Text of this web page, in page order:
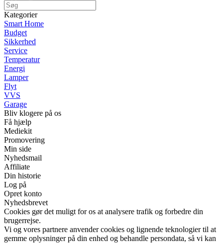
Kategorier
Smart Home
Budget
Sikkerhed
Service
Temperatur
Energi
Lamper
Flyt
VVS
Garage
Bliv klogere på os
Få hjælp
Mediekit
Promovering
Min side
Nyhedsmail
Affiliate
Din historie
Log på
Opret konto
Nyhedsbrevet
Cookies gør det muligt for os at analysere trafik og forbedre din
brugerrejse.
Vi og vores partnere anvender cookies og lignende teknologier til at
gemme oplysninger på din enhed og behandle persondata, så vi kan